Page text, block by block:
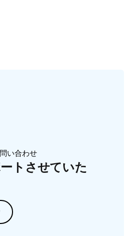
い合わせ
トさせていた